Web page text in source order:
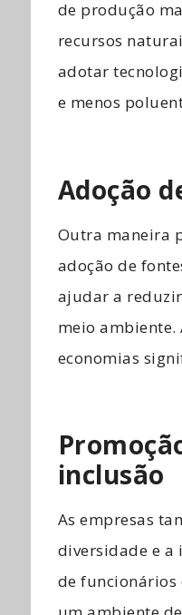
de produção
recursos
adotar
e menos
Adoção
Outra maneira
adoção de
ajudar a
meio ambiente.
economias
inclusão
As empresas
diversidade e a
de funcionários